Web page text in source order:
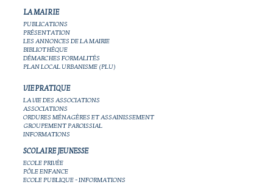
LA MAIRIE
PUBLICATIONS
PRÉSENTATION
LES ANNONCES DE LA MAIRIE
BIBLIOTHÈQUE
DÉMARCHES FORMALITÉS
PLAN LOCAL URBANISME (PLU)
VIE PRATIQUE
LA VIE DES ASSOCIATIONS
ASSOCIATIONS
ORDURES MÉNAGÈRES ET ASSAINISSEMENT
GROUPEMENT PAROISSIAL
INFORMATIONS
SCOLAIRE JEUNESSE
ECOLE PRIVÉE
PÔLE ENFANCE
ECOLE PUBLIQUE - INFORMATIONS